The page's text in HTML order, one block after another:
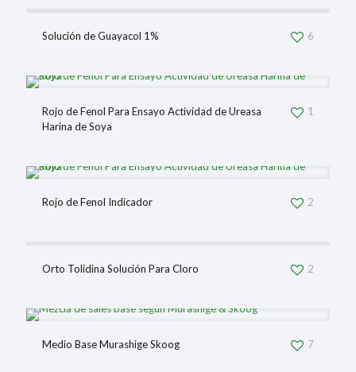
Solución de Guayacol 1% 6
Rojo de Fenol Para Ensayo Actividad de Ureasa
Harina de Soya
1
Rojo de Fenol Indicador 2
Orto Tolidina Solución Para Cloro 2
Medio Base Murashige Skoog 7